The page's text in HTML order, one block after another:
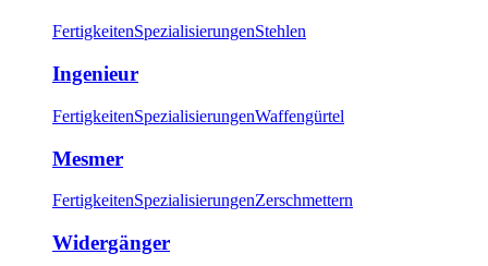
FertigkeitenSpezialisierungenStehlen
Ingenieur
FertigkeitenSpezialisierungenWaffengürtel
Mesmer
FertigkeitenSpezialisierungenZerschmettern
Widergänger